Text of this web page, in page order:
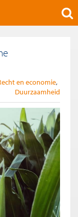
en economie
Duurzaamheid